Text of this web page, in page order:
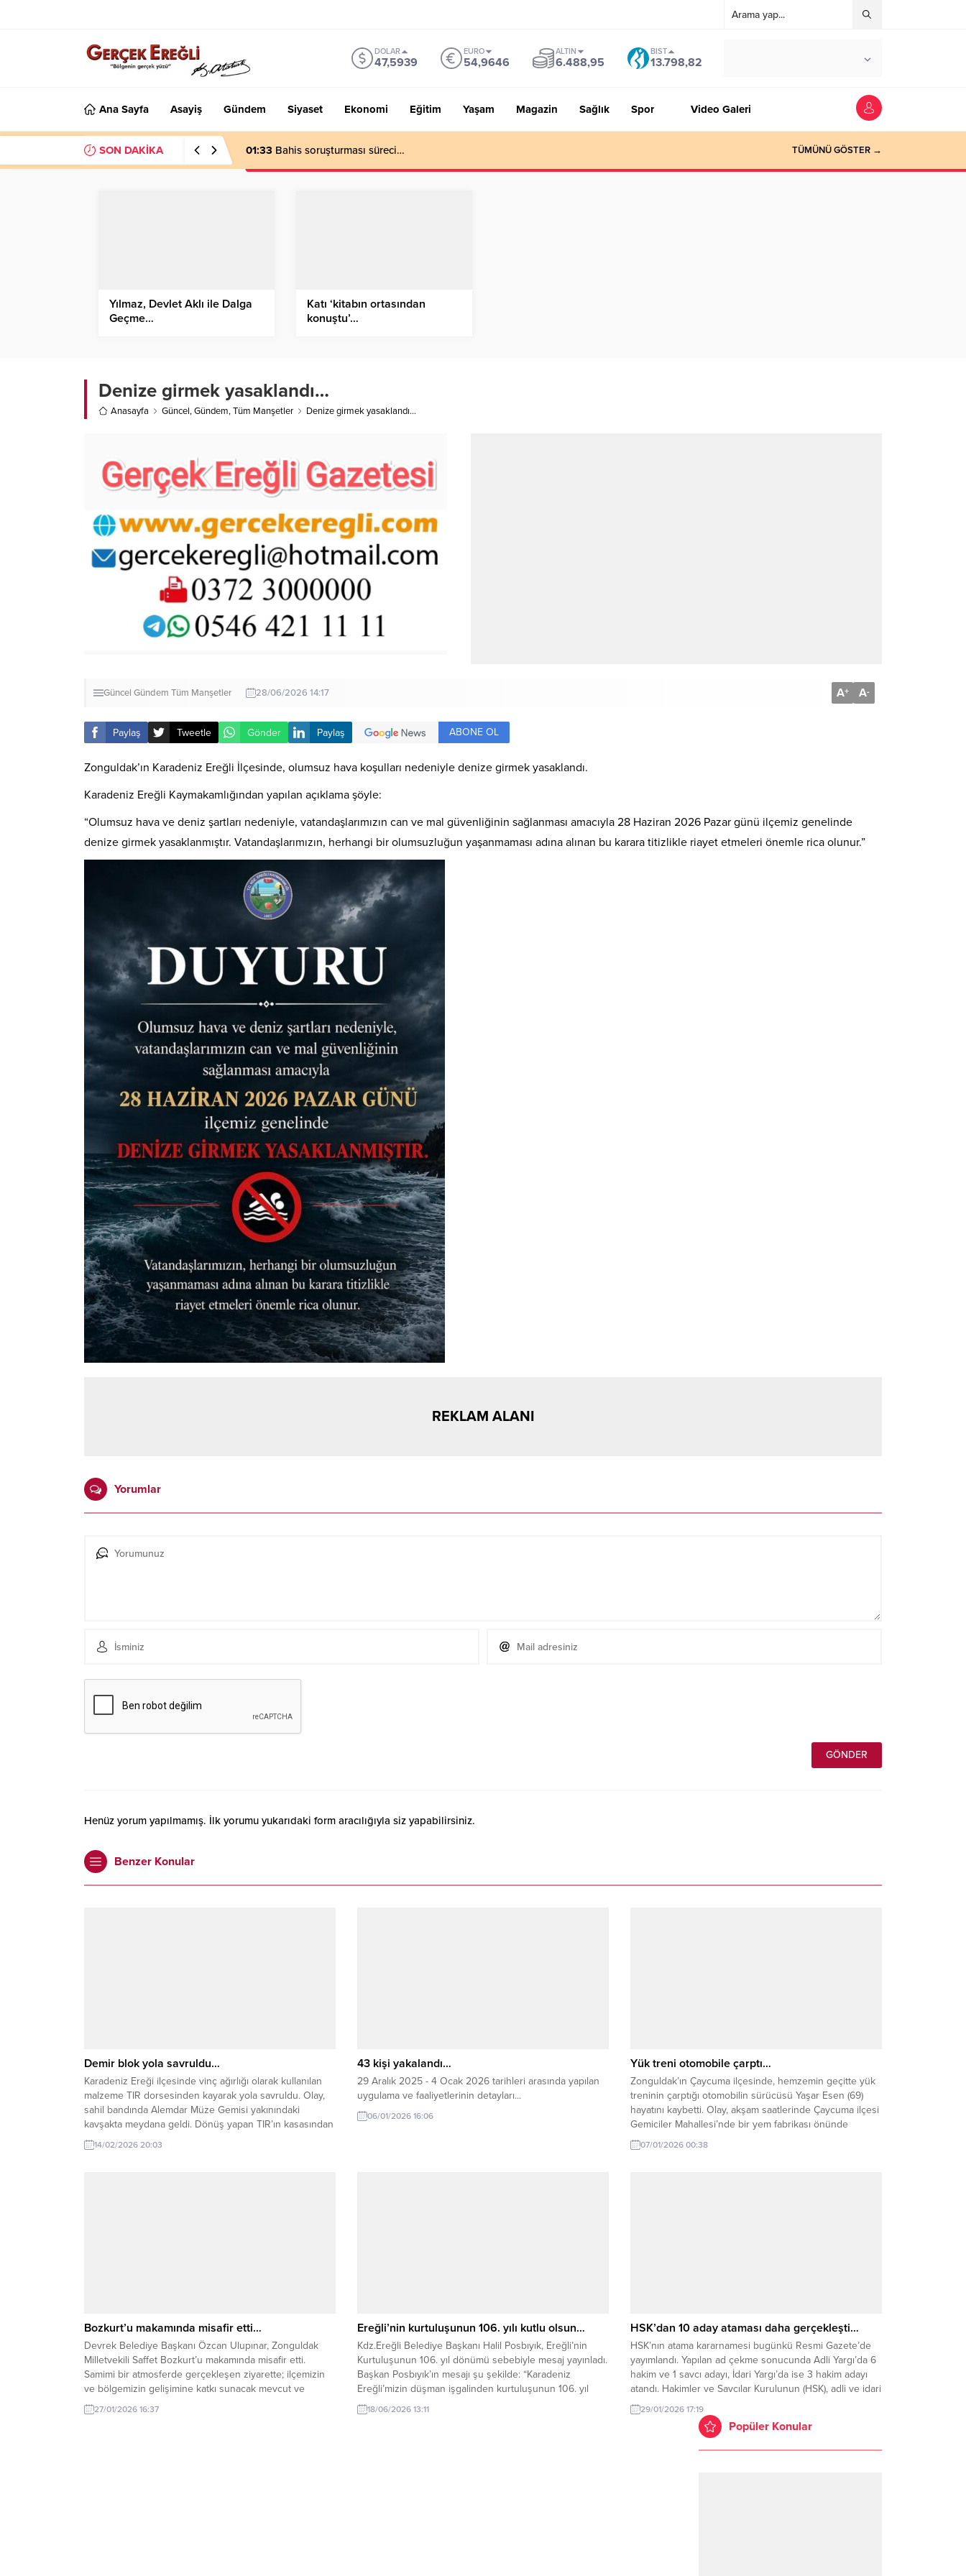
DOLAR
47,5939
EURO
54,9646
ALTIN
6.488,95
BIST
13.798,82
Ana Sayfa Asayiş Gündem Siyaset Ekonomi Eğitim Yaşam Magazin Sağlık Spor Video Galeri
SON DAKİKA 01:33 Bahis soruşturması süreci… TÜMÜNÜ GÖSTER →
Yılmaz, Devlet Aklı ile Dalga
Geçme…
Katı ‘kitabın ortasından
konuştu’…
Denize girmek yasaklandı…
Anasayfa Güncel,Gündem,Tüm Manşetler Denize girmek yasaklandı…
Güncel Gündem Tüm Manşetler 28/06/2026 14:17 A+ A-
Paylaş Tweetle Gönder Paylaş ABONE OL
Zonguldak’ın Karadeniz Ereğli İlçesinde, olumsuz hava koşulları nedeniyle denize girmek yasaklandı.
Karadeniz Ereğli Kaymakamlığından yapılan açıklama şöyle:
“Olumsuz hava ve deniz şartları nedeniyle, vatandaşlarımızın can ve mal güvenliğinin sağlanması amacıyla 28 Haziran 2026 Pazar günü ilçemiz genelinde
denize girmek yasaklanmıştır. Vatandaşlarımızın, herhangi bir olumsuzluğun yaşanmaması adına alınan bu karara titizlikle riayet etmeleri önemle rica olunur.”
REKLAM ALANI
Yorumlar
Henüz yorum yapılmamış. İlk yorumu yukarıdaki form aracılığıyla siz yapabilirsiniz.
Benzer Konular
Demir blok yola savruldu…
Karadeniz Ereği ilçesinde vinç ağırlığı olarak kullanılan
malzeme TIR dorsesinden kayarak yola savruldu. Olay,
sahil bandında Alemdar Müze Gemisi yakınındaki
kavşakta meydana geldi. Dönüş yapan TIR’ın kasasından
tonlarca ağırlığında olduğu değerlendirilen demir blok
yola düştü. Halk otobüslerinin kalkış noktasına yakın
14/02/2026 20:03
43 kişi yakalandı…
29 Aralık 2025 - 4 Ocak 2026 tarihleri arasında yapılan
uygulama ve faaliyetlerinin detayları...
06/01/2026 16:06
Yük treni otomobile çarptı…
Zonguldak’ın Çaycuma ilçesinde, hemzemin geçitte yük
treninin çarptığı otomobilin sürücüsü Yaşar Esen (69)
hayatını kaybetti. Olay, akşam saatlerinde Çaycuma ilçesi
Gemiciler Mahallesi’nde bir yem fabrikası önünde
meydana geldi. Yaşar Esen’in, kullandığı 67 ZL725 plakalı
otomobile hemzemin geçitten geçerken, yük treni çarptı.
07/01/2026 00:38
Bozkurt’u makamında misafir etti…
Devrek Belediye Başkanı Özcan Ulupınar, Zonguldak
Milletvekili Saffet Bozkurt’u makamında misafir etti.
Samimi bir atmosferde gerçekleşen ziyarette; ilçemizin
ve bölgemizin gelişimine katkı sunacak mevcut ve
planlanan çalışmalar üzerine kapsamlı değerlendirmeler
yapılarak karşılıklı görüş alışverişinde bulunuldu. Ziyarete
27/01/2026 16:37
Ereğli’nin kurtuluşunun 106. yılı kutlu olsun…
Kdz.Ereğli Belediye Başkanı Halil Posbıyık, Ereğli’nin
Kurtuluşunun 106. yıl dönümü sebebiyle mesaj yayınladı.
Başkan Posbıyık’ın mesajı şu şekilde: “Karadeniz
Ereğli’mizin düşman işgalinden kurtuluşunun 106. yıl
dönümünü büyük bir gurur, onur ve coşkuyla
kutluyoruz. 18 Haziran 1920, yalnızca bir işgalin sona
18/06/2026 13:11
HSK’dan 10 aday ataması daha gerçekleşti…
HSK’nın atama kararnamesi bugünkü Resmi Gazete’de
yayımlandı. Yapılan ad çekme sonucunda Adli Yargı’da 6
hakim ve 1 savcı adayı, İdari Yargı’da ise 3 hakim adayı
atandı. Hakimler ve Savcılar Kurulunun (HSK), adli ve idari
yargıdaki atama kararnamesi bugünkü Resmi Gazete’de
yayımlandı. Buna göre, 26 Ocak tarihinde yapılan ad
çekme sonucuna...
29/01/2026 17:19
Popüler Konular